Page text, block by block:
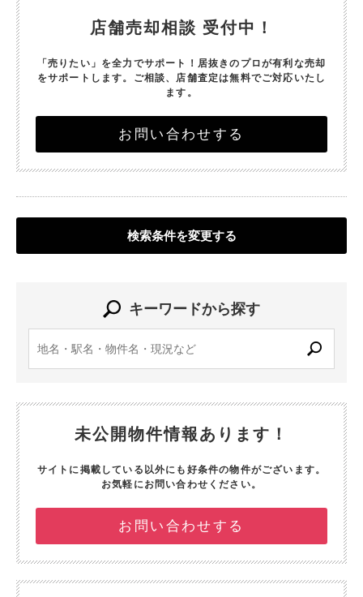
店舗売却相談 受付中！
「売りたい」を全力でサポート！ 居抜きのプロが有利な売却
をサポートします。 ご相談、店舗査定は無料でご対応いたし
ます。
お問い合わせする
検索条件を変更する
キーワードから探す
未公開物件情報あります！
サイトに掲載している以外にも好条件の物件がございます。
お気軽にお問い合わせください。
お問い合わせする